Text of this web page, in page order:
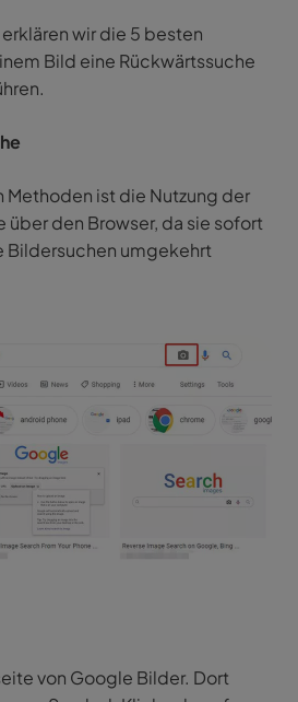
wir die 5 besten
Bild eine Rückwärtssuche
Methoden ist die Nutzung der
den Browser, da sie sofort
Bildersuchen umgekehrt
von Google Bilder. Dort